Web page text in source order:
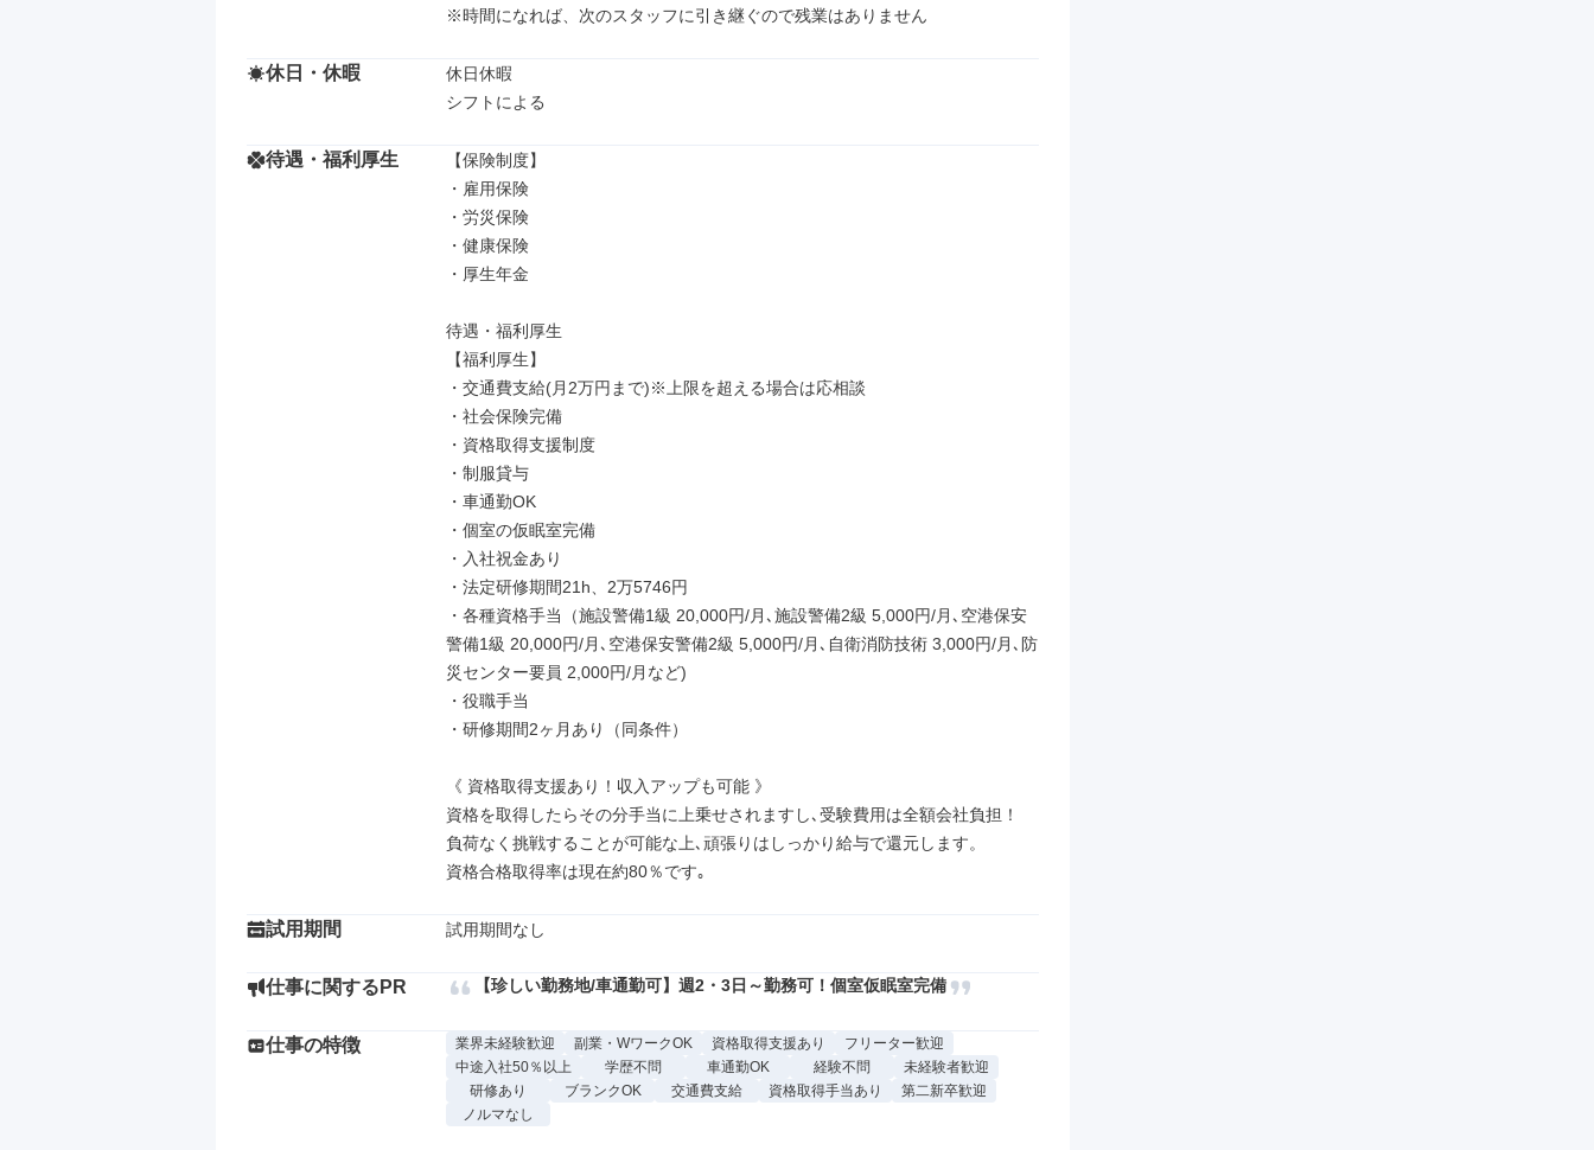
※時間になれば、次のスタッフに引き継ぐので残業はありません
休日・休暇
休日休暇
シフトによる
待遇・福利厚生
【保険制度】
・雇用保険
・労災保険
・健康保険
・厚生年金
待遇・福利厚生
【福利厚生】
・交通費支給(月2万円まで)※上限を超える場合は応相談
・社会保険完備
・資格取得支援制度
・制服貸与
・車通勤OK
・個室の仮眠室完備
・入社祝金あり
・法定研修期間21h、2万5746円
・各種資格手当（施設警備1級 20,000円/月､施設警備2級 5,000円/月､空港保安
警備1級 20,000円/月､空港保安警備2級 5,000円/月､自衛消防技術 3,000円/月､防
災センター要員 2,000円/月など)
・役職手当
・研修期間2ヶ月あり（同条件）
《 資格取得支援あり！収入アップも可能 》
資格を取得したらその分手当に上乗せされますし､受験費用は全額会社負担！
負荷なく挑戦することが可能な上､頑張りはしっかり給与で還元します。
資格合格取得率は現在約80％です｡
試用期間 試用期間なし
仕事に関するPR 【珍しい勤務地/車通勤可】週2・3日～勤務可！個室仮眠室完備
仕事の特徴 業界未経験歓迎 副業・WワークOK 資格取得支援あり
フリーター歓迎
中途入社50％以上
学歴不問 車通勤OK 経験不問
未経験者歓迎
研修あり
ブランクOK 交通費支給 資格取得手当あり
第二新卒歓迎
ノルマなし